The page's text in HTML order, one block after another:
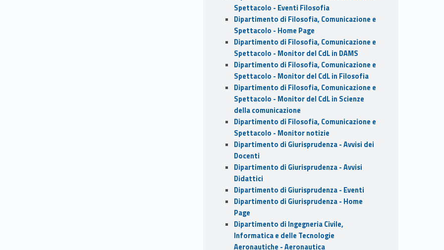
Spettacolo - Eventi Filosofia
Dipartimento di Filosofia, Comunicazione e
Spettacolo - Home Page
Dipartimento di Filosofia, Comunicazione e
Spettacolo - Monitor del CdL in DAMS
Dipartimento di Filosofia, Comunicazione e
Spettacolo - Monitor del CdL in Filosofia
Dipartimento di Filosofia, Comunicazione e
Spettacolo - Monitor del CdL in Scienze
della comunicazione
Dipartimento di Filosofia, Comunicazione e
Spettacolo - Monitor notizie
Dipartimento di Giurisprudenza - Avvisi dei
Docenti
Dipartimento di Giurisprudenza - Avvisi
Didattici
Dipartimento di Giurisprudenza - Eventi
Dipartimento di Giurisprudenza - Home
Page
Dipartimento di Ingegneria Civile,
Informatica e delle Tecnologie
Aeronautiche - Aeronautica